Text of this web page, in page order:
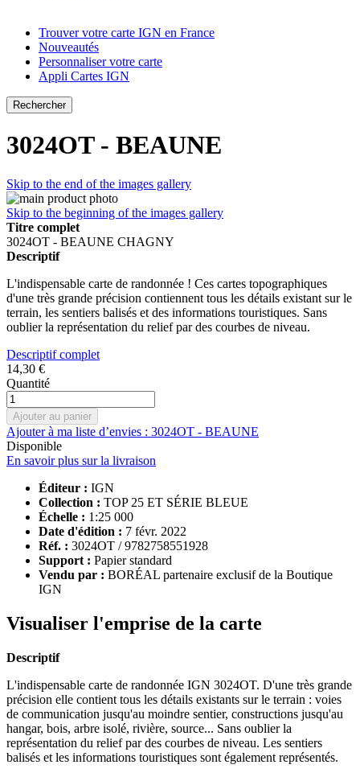
Trouver votre carte IGN en France
Nouveautés
Personnaliser votre carte
Appli Cartes IGN
Rechercher
3024OT - BEAUNE
Skip to the end of the images gallery
Skip to the beginning of the images gallery
Titre complet
3024OT - BEAUNE CHAGNY
Descriptif
L'indispensable carte de randonnée ! Ces cartes topographiques
d'une très grande précision contiennent tous les détails existant sur le
terrain, les sentiers balisés et des informations touristiques. Sans
oublier la représentation du relief par des courbes de niveau.
Descriptif complet
14,30 €
Quantité
Ajouter au panier
Ajouter à ma liste d’envies : 3024OT - BEAUNE
Disponible
En savoir plus sur la livraison
Éditeur : IGN
Collection : TOP 25 ET SÉRIE BLEUE
Échelle : 1:25 000
Date d'édition : 7 févr. 2022
Réf. : 3024OT / 9782758551928
Support : Papier standard
Vendu par : BORÉAL partenaire exclusif de la Boutique
IGN
Visualiser l'emprise de la carte
Descriptif
L'indispensable carte de randonnée IGN 3024OT. D'une très grande
précision elle contient tous les détails existants sur le terrain : voies
de communication jusqu'au moindre sentier, constructions jusqu'au
hangar, bois, arbre isolé, rivière, source... Sans oublier la
représentation du relief par des courbes de niveau. Les sentiers
balisés et les informations touristiques sont également représentés.